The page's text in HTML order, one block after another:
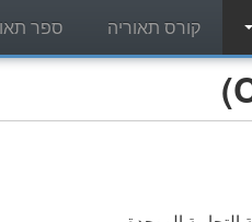
קורס תאוריה ספר